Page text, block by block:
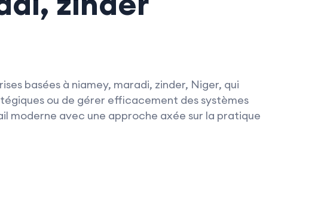
basées à niamey, maradi, zinder, Niger, qui
ou de gérer efficacement des systèmes
moderne avec une approche axée sur la pratique